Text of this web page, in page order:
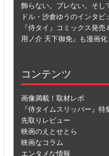
飾らない。ブレない。そ
ドル・沙倉ゆうのインタビ
『侍タイ』コミックス発
用ノ介 天下御免』も漫画化
コンテンツ
画像満載！取材レポ
『侍タイムスリッパー』特
先取りレビュー
映画のえとせとら
映画なコラム
エンタメな情報